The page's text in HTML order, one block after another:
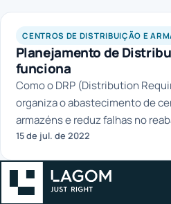
CENTROS DE DISTRIBUIÇÃO E
Planejamento de
funciona
Como o DRP (Distribution
organiza o abastecimento de
armazéns e reduz falhas no
15 de jul. de 2022